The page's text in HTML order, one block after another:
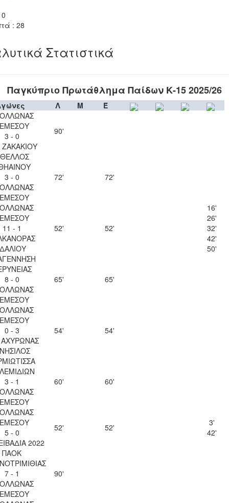
: 28
Στατιστικά
Παγκύπριο Πρωτάθλημα Παίδων Κ-15 2025/26
Λ Μ
Έ
3 - 0
90'
3 - 0
72' 72'
11 - 1
52' 52'
16'
26'
32'
42'
50'
8 - 0
65' 65'
0 - 3
54' 54'
3 - 1
60' 60'
5 - 0
2022
52' 52'
3'
42'
ΠΑΟΚ
7 - 1
90'